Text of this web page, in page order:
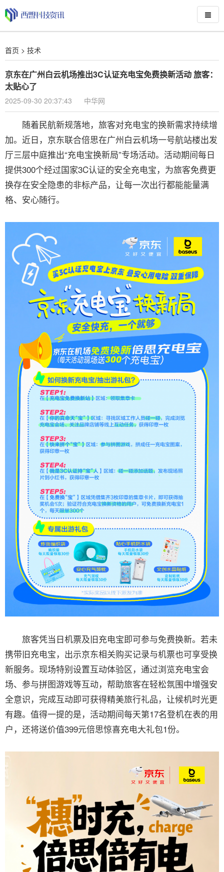
首页 > 技术
京东在广州白云机场推出3C认证充电宝免费换新活动 旅客：
太贴心了
2025-09-30 20:37:43 中华网
随着民航新规落地，旅客对充电宝的换新需求持续增
加。近日，京东联合倍思在广州白云机场一号航站楼出发
厅三层中庭推出“充电宝换新局”专场活动。活动期间每日
提供300个经过国家3C认证的安全充电宝，为旅客免费更
换存在安全隐患的非标产品，让每一次出行都能能量满
格、安心随行。
旅客凭当日机票及旧充电宝即可参与免费换新。若未
携带旧充电宝，出示京东相关购买记录与机票也可享受换
新服务。现场特别设置互动体验区，通过浏览充电宝会
场、参与拼图游戏等互动，帮助旅客在轻松氛围中增强安
全意识，完成互动即可获得精美旅行礼品，让候机时光更
有趣。值得一提的是，活动期间每天第17名登机在表的用
户，还将送价值399元倍思惊喜充电大礼包1份。